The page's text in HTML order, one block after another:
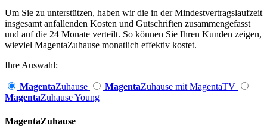
Um Sie zu unterstützen, haben wir die in der Mindestvertragslaufzeit
insgesamt anfallenden Kosten und Gutschriften zusammengefasst
und auf die 24 Monate verteilt. So können Sie Ihren Kunden zeigen,
wieviel MagentaZuhause monatlich effektiv kostet.
Ihre Auswahl:
MagentaZuhause MagentaZuhause mit MagentaTV
MagentaZuhause Young
Magenta­Zuhause